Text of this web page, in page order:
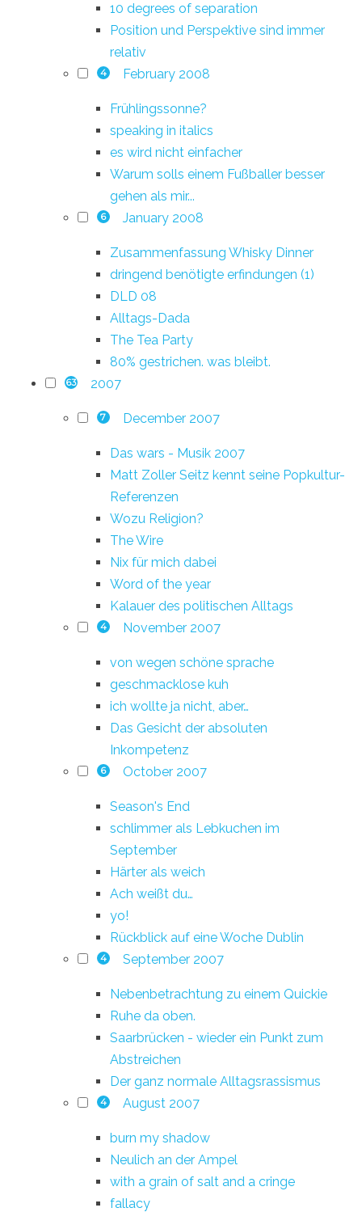
10 degrees of separation
Position und Perspektive sind immer
relativ
4 February 2008
Frühlingssonne?
speaking in italics
es wird nicht einfacher
Warum solls einem Fußballer besser
gehen als mir...
6 January 2008
Zusammenfassung Whisky Dinner
dringend benötigte erfindungen (1)
DLD 08
Alltags-Dada
The Tea Party
80% gestrichen. was bleibt.
63 2007
7 December 2007
Das wars - Musik 2007
Matt Zoller Seitz kennt seine Popkultur-
Referenzen
Wozu Religion?
The Wire
Nix für mich dabei
Word of the year
Kalauer des politischen Alltags
4 November 2007
von wegen schöne sprache
geschmacklose kuh
ich wollte ja nicht, aber…
Das Gesicht der absoluten
Inkompetenz
6 October 2007
Season's End
schlimmer als Lebkuchen im
September
Härter als weich
Ach weißt du…
yo!
Rückblick auf eine Woche Dublin
4 September 2007
Nebenbetrachtung zu einem Quickie
Ruhe da oben.
Saarbrücken - wieder ein Punkt zum
Abstreichen
Der ganz normale Alltagsrassismus
4 August 2007
burn my shadow
Neulich an der Ampel
with a grain of salt and a cringe
fallacy